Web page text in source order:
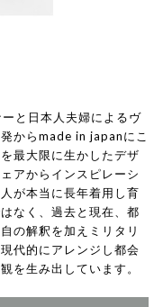
と日本人夫婦によるヴ
からmade in japanにこ
最大限に生かしたデザ
アからインスピレーシ
が本当に長年着用し育
なく、過去と現在、都
の解釈を加えミリタリ
代的にアレンジし都会
を生み出しています。